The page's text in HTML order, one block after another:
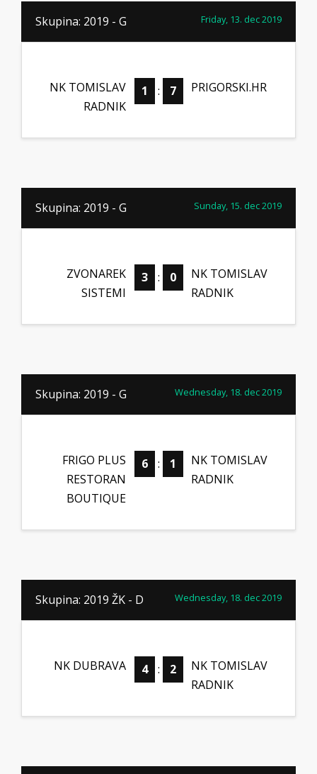
Skupina: 2019 - G Friday, 13. dec 2019
NK TOMISLAV
RADNIK
1 : 7 PRIGORSKI.HR
Skupina: 2019 - G Sunday, 15. dec 2019
ZVONAREK
SISTEMI
3 : 0
NK TOMISLAV
RADNIK
Skupina: 2019 - G Wednesday, 18. dec 2019
FRIGO PLUS
RESTORAN
BOUTIQUE
6 : 1
NK TOMISLAV
RADNIK
Skupina: 2019 ŽK - D Wednesday, 18. dec 2019
NK DUBRAVA 4 : 2
NK TOMISLAV
RADNIK